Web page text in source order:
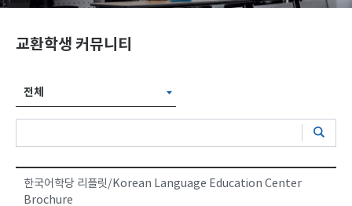
교환학생 커뮤니티
전체
한국어학당 리플릿/Korean Language Education Center
Brochure